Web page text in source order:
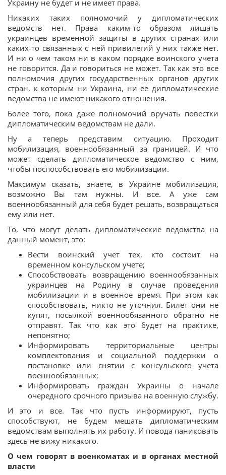
Украину не будет и не имеет права.
Никаких таких полномочий у дипломатических
ведомств нет. Права каким-то образом лишать
украинцев временной защиты в других странах или
каких-то связанных с ней привилегий у них также нет.
И ни о чем таком ни в каком порядке воинского учета
не говорится. Да и говориться не может. Так как это все
полномочия других государственных органов других
стран, к которым ни Украина, ни ее дипломатические
ведомства не имеют никакого отношения.
Более того, пока даже полномочий вручать повестки
дипломатическим ведомствам не дали.
Ну а теперь представим ситуацию. Проходит
мобилизация, военнообязанный за границей. И что
может сделать дипломатическое ведомство с ним,
чтобы поспособствовать его мобилизации.
Максимум сказать, знаете, в Украине мобилизация,
возможно Вы там нужны. И все. А уже сам
военнообязанный для себя будет решать, возвращаться
ему или нет.
То, что могут делать дипломатические ведомства на
данный момент, это:
Вести воинский учет тех, кто состоит на
временном консульском учете;
Способствовать возвращению военнообязанных
украинцев на Родину в случае проведения
мобилизации и в военное время. При этом как
способствовать, никто не уточнил. Билет они не
купят, посылкой военнообязанного обратно не
отправят. Так что как это будет на практике,
непонятно;
Информировать территориальные центры
комплектования и социальной поддержки о
постановке или снятии с консульского учета
военнообязанных;
Информировать граждан Украины о начале
очередного срочного призыва на военную службу.
И это и все. Так что пусть информируют, пусть
способствуют, не будем мешать дипломатическим
ведомствам выполнять их работу. И повода паниковать
здесь не вижу никакого.
О чем говорят в военкоматах и в органах местной
власти